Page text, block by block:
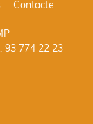
Contacte
93 774 22 23